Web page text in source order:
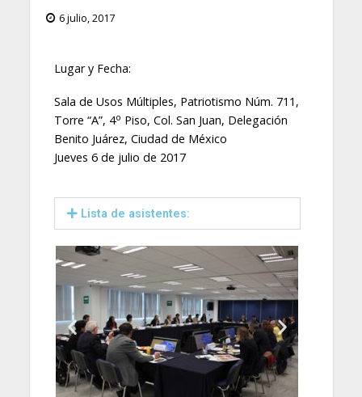
6 julio, 2017
Lugar y Fecha:
Sala de Usos Múltiples, Patriotismo Núm. 711,
Torre “A”, 4o Piso, Col. San Juan, Delegación
Benito Juárez, Ciudad de México
Jueves 6 de julio de 2017
Lista de asistentes: